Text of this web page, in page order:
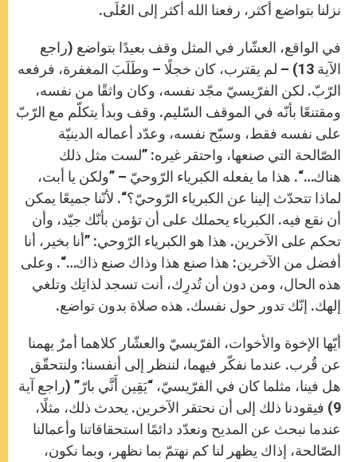
نزلنا بتواضع أكثر، رفعنا الله أكثر إلى العُلَى.
في الواقع، العشّار في المثل وقف بعيدًا بتواضع (راجع
الآية 13) – لم يقترب، كان خجلًا – وطَلَبَ المغفرة، فرفعه
الرّبّ. لكن الفرّيسيّ مجّد نفسه، وكان واثقًا من نفسه،
ومقتنعًا بأنّه في الموقف السّليم. وقف وبدأ يتكلّم مع الرّبّ
على نفسه فقط، وسبّح نفسه، وعدّد أعماله الدينيّة
الصّالحة التي صنعها، واحتقر غيره: ”لست مثل ذلك
هناك…“. هذا ما يفعله الكبرياء الرّوحيّ – ”ولكن يا أبت،
لماذا تتحدّث إلينا عن الكبرياء الرّوحيّ؟“. لأنّنا جميعًا يمكن
أن نقع فيه. الكبرياء يحملك على أن تؤمن بأنّك جيّد، وأن
تحكم على الآخرين. هذا هو الكبرياء الرّوحي: ”أنا بخير، أنا
أفضل من الآخرين: هذا صنع هذا وذاك صنع ذاك…“. وعلى
هذه الحال، ومن دون أن تُدرِك، أنت تسجد لذاتِك وتلغي
إلهك. إنّك تدور حول نفسك. هذه صلاة بدون تواضع.
أيّها الإخوة والأخوات، الفرّيسيّ والعشّار كلاهما أمرٌ يهمنا
عن قُرب. عندما نفكّر فيهما، لننظر إلى أنفسنا: ولنتحقّق
هل فينا، مثلما كان في الفرّيسيّ، “يَقِين أَنَّي بارّ” (راجع آية
9) فيقودنا ذلك إلى أن نحتقر الآخرين. يحدث ذلك، مثلًا،
عندما نبحث عن المديح ونعدّد دائمًا استحقاقاتنا وأعمالنا
الصّالحة، إذاك يظهر لنا كم نهتمّ بما نظهر، وبما نكون،